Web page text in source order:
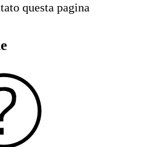
questa pagina